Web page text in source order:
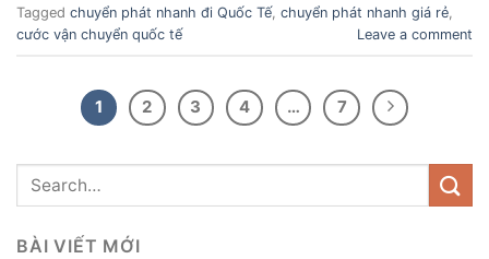
Tagged chuyển phát nhanh đi Quốc Tế chuyển phát nhanh giá rẻ
cước vận chuyển quốc tế
Leave a comment
1 2 3 4 … 7
BÀI VIẾT MỚI